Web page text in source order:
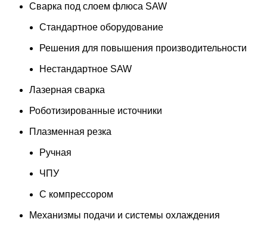
Сварка под слоем флюса SAW
Стандартное оборудование
Решения для повышения производительности
Нестандартное SAW
Лазерная сварка
Роботизированные источники
Плазменная резка
Ручная
ЧПУ
С компрессором
Механизмы подачи и системы охлаждения